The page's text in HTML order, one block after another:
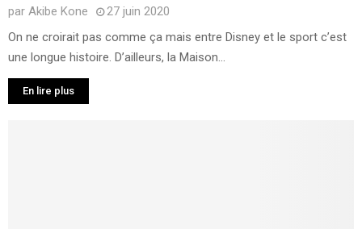
par Akibe Kone
27 juin 2020
On ne croirait pas comme ça mais entre Disney et le sport c’est
une longue histoire. D’ailleurs, la Maison...
En lire plus